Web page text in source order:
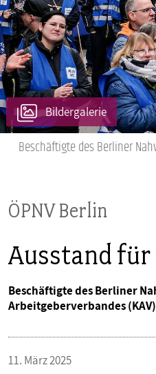
SCHWERPUNKTTHEMEN
PUBLIKATIONEN
TERMINE &
Bildergalerie
Beschäftigte des Berliner
ÖPNV Berlin
Ausstand für
Beschäftigte des Berliner
Arbeitgeberverbandes
11. März 2025